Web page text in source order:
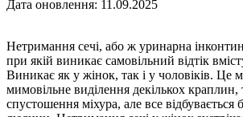
Дата оновлення: 11.09.2025
Нетримання сечі, або ж уринарна
при якій виникає самовільний відтік
Виникає як у жінок, так і у чоловіків. Це
мимовільне виділення декількох краплин,
спустошення міхура, але все відбувається